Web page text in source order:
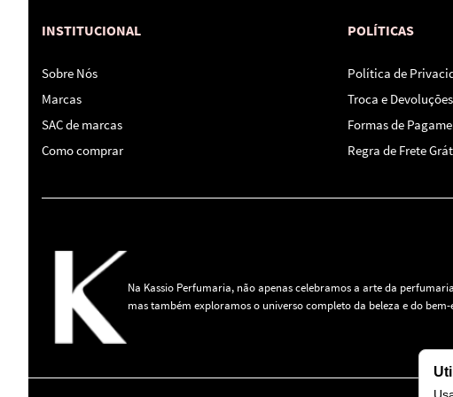
INSTITUCIONAL
Sobre Nós
Marcas
SAC de marcas
Como comprar
POLÍTICAS
Política de
Troca e Devoluções
Formas de
Regra de Frete
Na Kassio Perfumaria, não apenas celebramos a arte da
mas também exploramos o universo completo da beleza e do bem-